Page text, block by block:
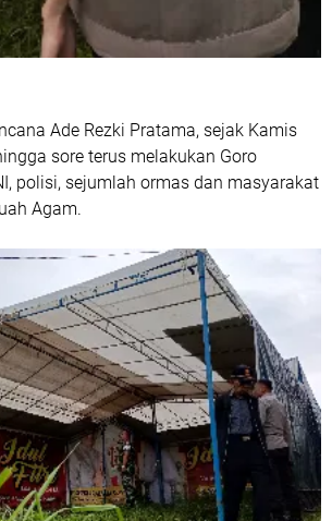
Ade Rezki Pratama, sejak Kamis
sore terus melakukan Goro
polisi, sejumlah ormas dan masyarakat
Agam.